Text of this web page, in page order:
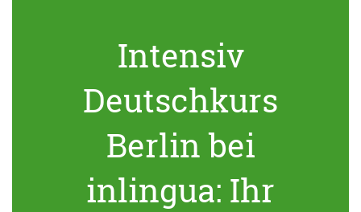
Intensiv
Deutschkurs
Berlin bei
inlingua: Ihr